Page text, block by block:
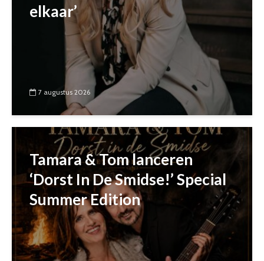
elkaar’
7 augustus 2026
Tamara & Tom lanceren
‘Dorst In De Smidse!’ Special
Summer Edition